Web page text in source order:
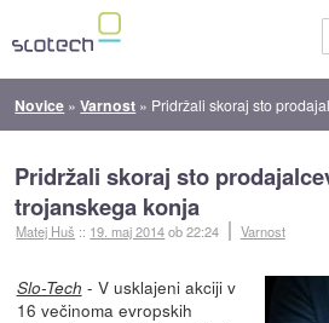
Novice »Varnost » Pridržali skoraj sto
Pridržali skoraj sto
trojanskega konja
Matej Huš :: 19. maj 2014ob 22:24 Varnost
Slo-Tech - V usklajeni akciji v
16 večinoma evropskih